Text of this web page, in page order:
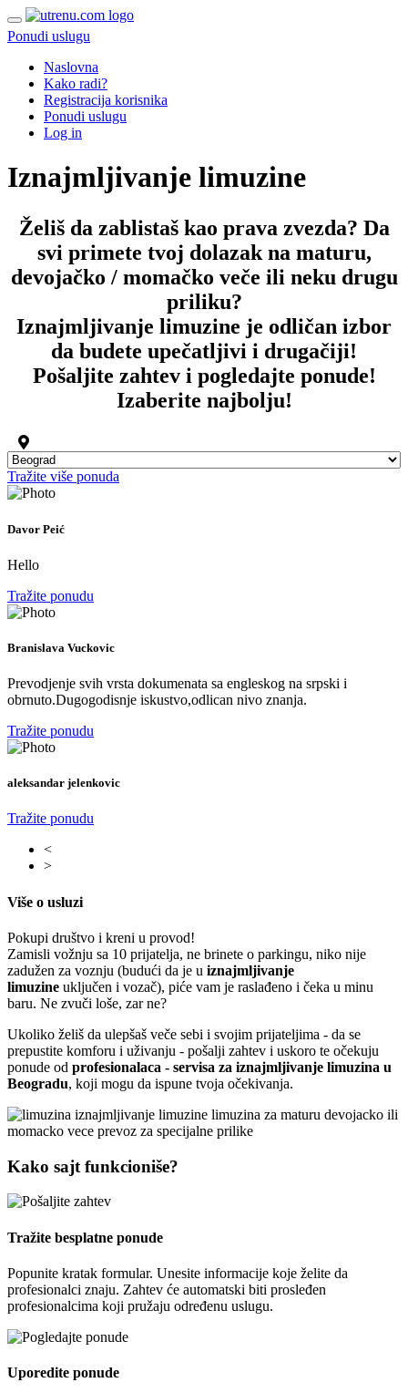
Ponudi uslugu
Naslovna
Kako radi?
Registracija korisnika
Ponudi uslugu
Log in
Iznajmljivanje limuzine
Želiš da zablistaš kao prava zvezda? Da
svi primete tvoj dolazak na maturu,
devojačko / momačko veče ili neku drugu
priliku?
Iznajmljivanje limuzine je odličan izbor
da budete upečatljivi i drugačiji!
Pošaljite zahtev i pogledajte ponude!
Izaberite najbolju!
Tražite više ponuda
Davor Peić
Hello
Tražite ponudu
Branislava Vuckovic
Prevodjenje svih vrsta dokumenata sa engleskog na srpski i
obrnuto.Dugogodisnje iskustvo,odlican nivo znanja.
Tražite ponudu
aleksandar jelenkovic
Tražite ponudu
<
>
Više o usluzi
Pokupi društvo i kreni u provod!
Zamisli vožnju sa 10 prijatelja, ne brinete o parkingu, niko nije
zadužen za voznju (budući da je u iznajmljivanje
limuzine uključen i vozač), piće vam je raslađeno i čeka u minu
baru. Ne zvuči loše, zar ne?
Ukoliko želiš da ulepšaš veče sebi i svojim prijateljima - da se
prepustite komforu i uživanju - pošalji zahtev i uskoro te očekuju
ponude od profesionalaca - servisa za iznajmljivanje limuzina u
Beogradu, koji mogu da ispune tvoja očekivanja.
Kako sajt funkcioniše?
Tražite besplatne ponude
Popunite kratak formular. Unesite informacije koje želite da
profesionalci znaju. Zahtev će automatski biti prosleđen
profesionalcima koji pružaju određenu uslugu.
Uporedite ponude